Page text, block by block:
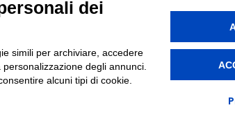
50.000€ |Whistleblowing|Privacy|Preferenze
e Kipoint per ritirare i tuoi acquisti online e
dei
simili per archiviare, accedere
degli annunci.
alcuni tipi di cookie.